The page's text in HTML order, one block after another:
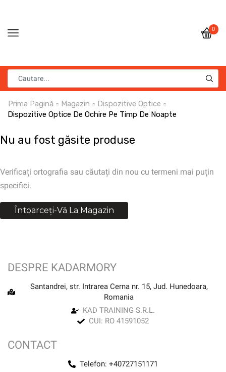
0
Prima Pagină Magazin
Dispozitive Optice
Dispozitive Optice De Ochire Pe Timp De Noapte
Nu au fost găsite produse
Verificați ortografia sau căutați din nou cu termeni mai puțin
specifici.
Întoarceți-Vă La Magazin
DESPRE KADARMORY
Santandrei, str. Intrarea Cerna nr. 15, Jud. Hunedoara,
Romania
KAD TRAINING S.R.L.
CUI: RO 41591052
CONTACT
Telefon: +40727151171